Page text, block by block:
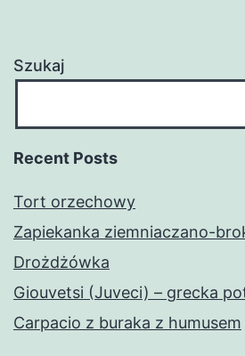
Szukaj
Recent Posts
Tort orzechowy
Zapiekanka ziemniaczano-
Drożdżówka
Giouvetsi (Juveci) – grecka
Carpacio z buraka z humusem